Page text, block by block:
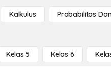
Kalkulus Probabilitas
Kelas 5 Kelas 6